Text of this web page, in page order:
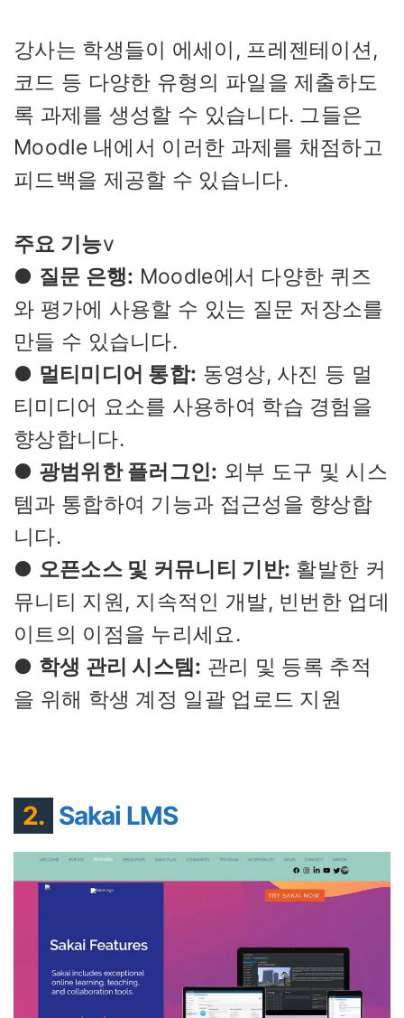
강사는 학생들이 에세이, 프레젠테이션,
코드 등 다양한 유형의 파일을 제출하도
록 과제를 생성할 수 있습니다. 그들은
Moodle 내에서 이러한 과제를 채점하고
피드백을 제공할 수 있습니다.
주요 기능v
● 질문 은행: Moodle에서 다양한 퀴즈
와 평가에 사용할 수 있는 질문 저장소를
만들 수 있습니다.
● 멀티미디어 통합: 동영상, 사진 등 멀
티미디어 요소를 사용하여 학습 경험을
향상합니다.
● 광범위한 플러그인: 외부 도구 및 시스
템과 통합하여 기능과 접근성을 향상합
니다.
● 오픈소스 및 커뮤니티 기반: 활발한 커
뮤니티 지원, 지속적인 개발, 빈번한 업데
이트의 이점을 누리세요.
● 학생 관리 시스템: 관리 및 등록 추적
을 위해 학생 계정 일괄 업로드 지원
2. Sakai LMS